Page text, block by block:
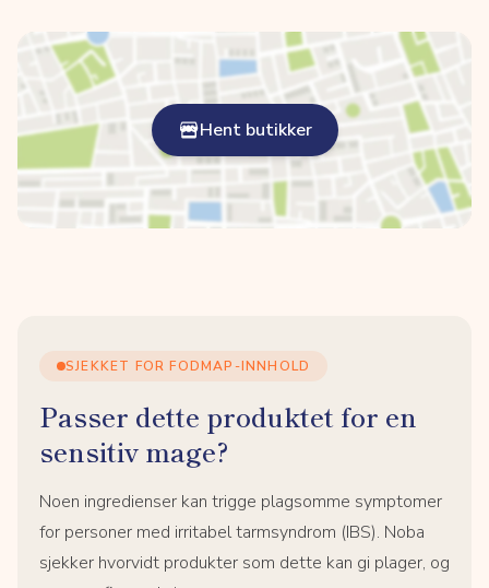
Hent butikker
SJEKKET FOR FODMAP-INNHOLD
Passer dette produktet for en
sensitiv mage?
Noen ingredienser kan trigge plagsomme symptomer
for personer med irritabel tarmsyndrom (IBS). Noba
sjekker hvorvidt produkter som dette kan gi plager, og